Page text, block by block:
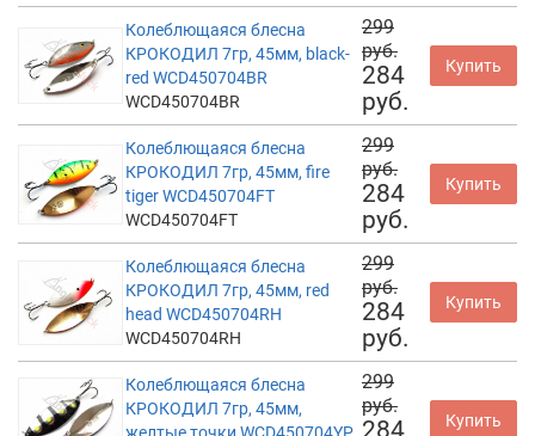
Колеблющаяся блесна
КРОКОДИЛ 7гр, 45мм, black-
red WCD450704BR
WCD450704BR
299
руб.
284
руб.
Купить
Колеблющаяся блесна
КРОКОДИЛ 7гр, 45мм, fire
tiger WCD450704FT
WCD450704FT
299
руб.
284
руб.
Купить
Колеблющаяся блесна
КРОКОДИЛ 7гр, 45мм, red
head WCD450704RH
WCD450704RH
299
руб.
284
руб.
Купить
Колеблющаяся блесна
КРОКОДИЛ 7гр, 45мм,
299
руб.
Купить